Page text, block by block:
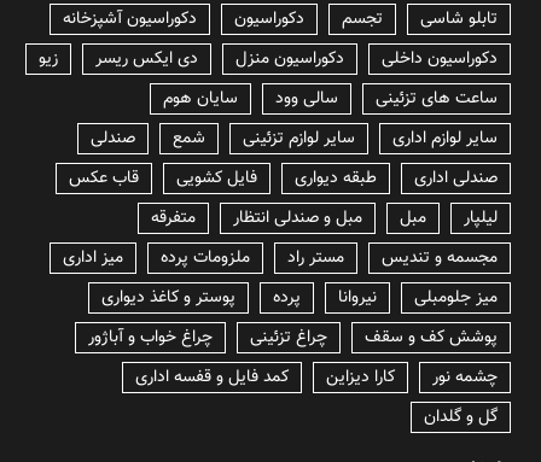
تابلو شاسی
تجسم دکوراسیون
دکوراسیون آشپزخانه
دکوراسیون داخلی
دکوراسیون منزل دی ایکس ریسر
زیو
ساعت های تزئینی
سالی وود
سایان هوم
سایر لوازم اداری
سایر لوازم تزئینی شمع
صندلی
صندلی اداری
طبقه دیواری فایل کشویی
قاب عکس
لیلپار
مبل مبل و صندلی انتظار
متفرقه
مجسمه و تندیس
مستر راد ملزومات پرده
میز اداری
میز جلومبلی
نیروانا پرده
پوستر و کاغذ دیواری
پوشش کف و سقف
چراغ تزئینی
چراغ خواب و آباژور
چشمه نور
کارا دیزاین
کمد فایل و قفسه اداری
گل و گلدان